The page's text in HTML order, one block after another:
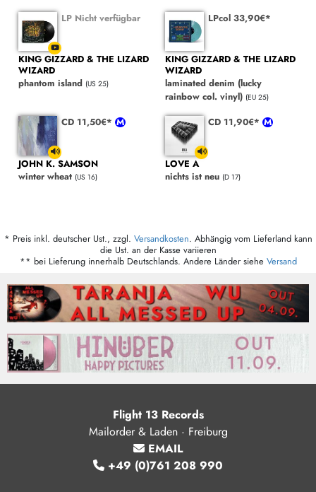
LP Nicht verfügbar
KING GIZZARD & THE LIZARD
WIZARD
phantom island (US 25)
LPcol 33,90€*
KING GIZZARD & THE LIZARD
WIZARD
laminated denim (lucky
rainbow col. vinyl) (EU 25)
CD 11,50€*
JOHN K. SAMSON
winter wheat (US 16)
CD 11,90€*
LOVE A
nichts ist neu (D 17)
* Preis inkl. deutscher Ust., zzgl. Versandkosten. Abhängig vom Lieferland kann
die Ust. an der Kasse variieren
** bei Lieferung innerhalb Deutschlands. Andere Länder siehe Versand
Flight 13 Records
Mailorder & Laden · Freiburg
EMAIL
+49 (0)761 208 990